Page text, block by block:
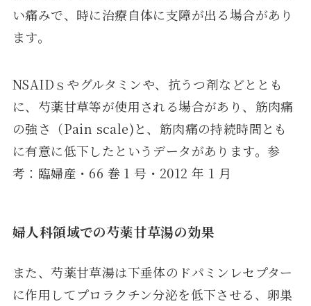
い痛みで、時に治療自体に支障が出る場合があり
ます。
NSAIDｓやグルタミンや、抗うつ剤などととも
に、芍薬甘草等が使用される場合があり、筋肉痛
の強さ（Pain scale)と、筋肉痛の持続時間とも
に有意に低下したというデータがあります。参
考：臨婦産・66 巻 1 号・2012 年 1 月
婦人科領域での芍薬甘草湯の効果
また、芍薬甘草湯は下垂体のドパミンレセプター
に作用してプロラクチン分泌を低下させる、卵巣